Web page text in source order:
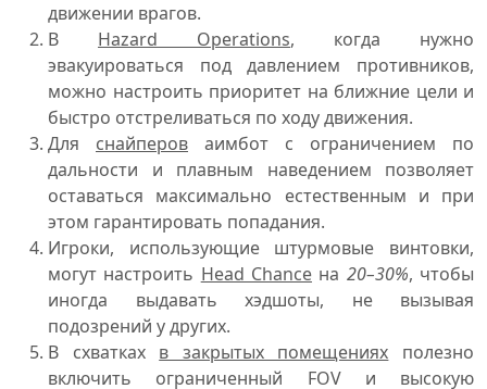
движении врагов.
В Hazard Operations, когда нужно
эвакуироваться под давлением противников,
можно настроить приоритет на ближние цели и
быстро отстреливаться по ходу движения.
Для снайперов аимбот с ограничением по
дальности и плавным наведением позволяет
оставаться максимально естественным и при
этом гарантировать попадания.
Игроки, использующие штурмовые винтовки,
могут настроить Head Chance на 20–30%, чтобы
иногда выдавать хэдшоты, не вызывая
подозрений у других.
В схватках в закрытых помещениях полезно
включить ограниченный FOV и высокую